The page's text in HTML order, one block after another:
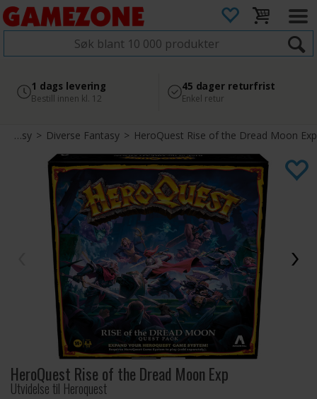
2 300+ anmeldelser på
Google
Sikker betaling
med Svea
1 dags levering
Bestill innen kl. 12
45 dager returfrist
Enkel retur
Fantasy> Diverse Fantasy> HeroQuest Rise of the Dread Moon Exp
HeroQuest Rise of the Dread Moon Exp
Utvidelse til Heroquest